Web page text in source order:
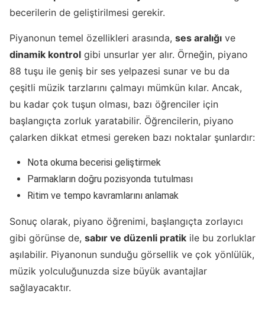
becerilerin de geliştirilmesi gerekir.
Piyanonun temel özellikleri arasında, ses aralığı ve
dinamik kontrol gibi unsurlar yer alır. Örneğin, piyano
88 tuşu ile geniş bir ses yelpazesi sunar ve bu da
çeşitli müzik tarzlarını çalmayı mümkün kılar. Ancak,
bu kadar çok tuşun olması, bazı öğrenciler için
başlangıçta zorluk yaratabilir. Öğrencilerin, piyano
çalarken dikkat etmesi gereken bazı noktalar şunlardır:
Nota okuma becerisi geliştirmek
Parmakların doğru pozisyonda tutulması
Ritim ve tempo kavramlarını anlamak
Sonuç olarak, piyano öğrenimi, başlangıçta zorlayıcı
gibi görünse de, sabır ve düzenli pratik ile bu zorluklar
aşılabilir. Piyanonun sunduğu görsellik ve çok yönlülük,
müzik yolculuğunuzda size büyük avantajlar
sağlayacaktır.